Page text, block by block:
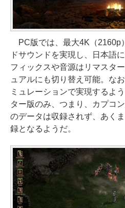
PC版では、最大4K（2160p
ドサウンドを実現し、日本語
フィックスや音源はリマスタ
ュアルにも切り替え可能。な
ミュレーションで実現するよ
ター版のみ、つまり、カプコ
のデータは収録されず、あく
録となるようだ。